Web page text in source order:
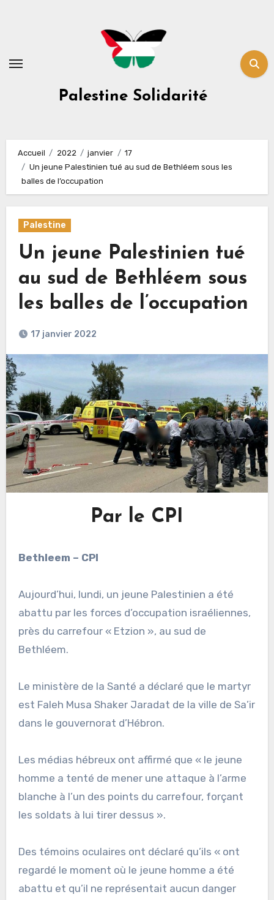
Palestine Solidarité
Accueil 2022 janvier
17
Un jeune Palestinien tué au sud de Bethléem sous les
balles de l’occupation
Palestine
Un jeune Palestinien tué
au sud de Bethléem sous
les balles de l’occupation
17 janvier 2022
Par le CPI
Bethleem – CPI
Aujourd’hui, lundi, un jeune Palestinien a été
abattu par les forces d’occupation israéliennes,
près du carrefour « Etzion », au sud de
Bethléem.
Le ministère de la Santé a déclaré que le martyr
est Faleh Musa Shaker Jaradat de la ville de Sa’ir
dans le gouvernorat d’Hébron.
Les médias hébreux ont affirmé que « le jeune
homme a tenté de mener une attaque à l’arme
blanche à l’un des points du carrefour, forçant
les soldats à lui tirer dessus ».
Des témoins oculaires ont déclaré qu’ils « ont
regardé le moment où le jeune homme a été
abattu et qu’il ne représentait aucun danger